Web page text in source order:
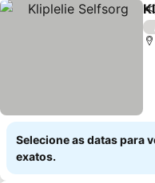
Selecione as datas para
exatos.